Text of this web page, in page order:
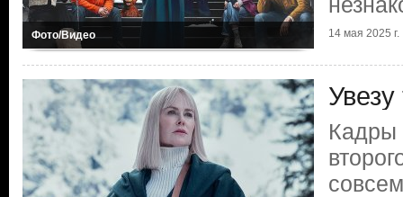
Фото/Видео 14 мая 2025 г.
Кадры